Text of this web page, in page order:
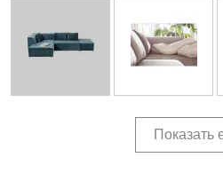
Показать